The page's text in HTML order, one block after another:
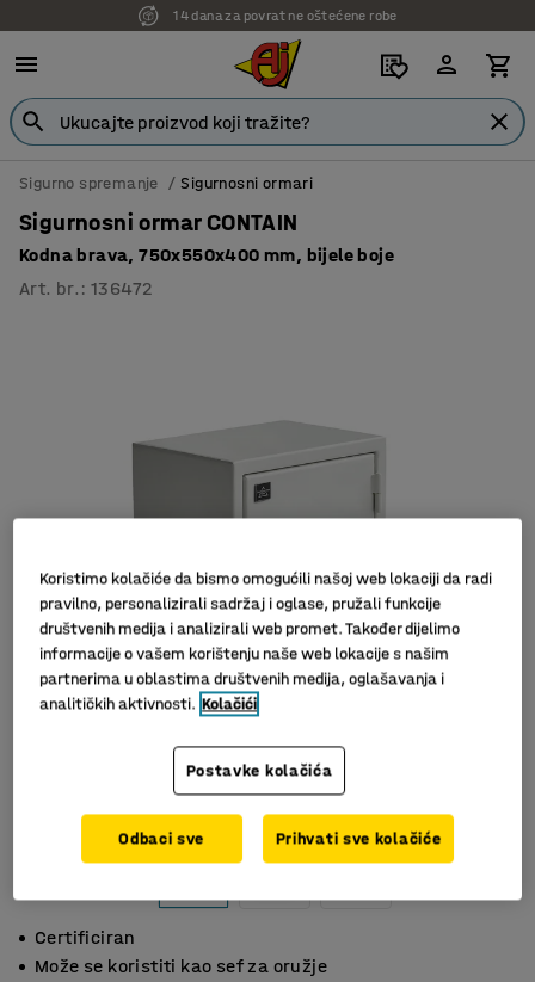
14 dana za povrat ne oštećene robe
Sigurno spremanje Sigurnosni ormari
Sigurnosni ormar CONTAIN
Kodna brava, 750x550x400 mm, bijele boje
Art. br. :136472
Certificiran
Može se koristiti kao sef za oružje
Koristimo kolačiće da bismo omogućili našoj web lokaciji da radi
pravilno, personalizirali sadržaj i oglase, pružali funkcije
društvenih medija i analizirali web promet. Također dijelimo
informacije o vašem korištenju naše web lokacije s našim
partnerima u oblastima društvenih medija, oglašavanja i
analitičkih aktivnosti. Kolačići
Postavke kolačića
Odbaci sve Prihvati sve kolačiće